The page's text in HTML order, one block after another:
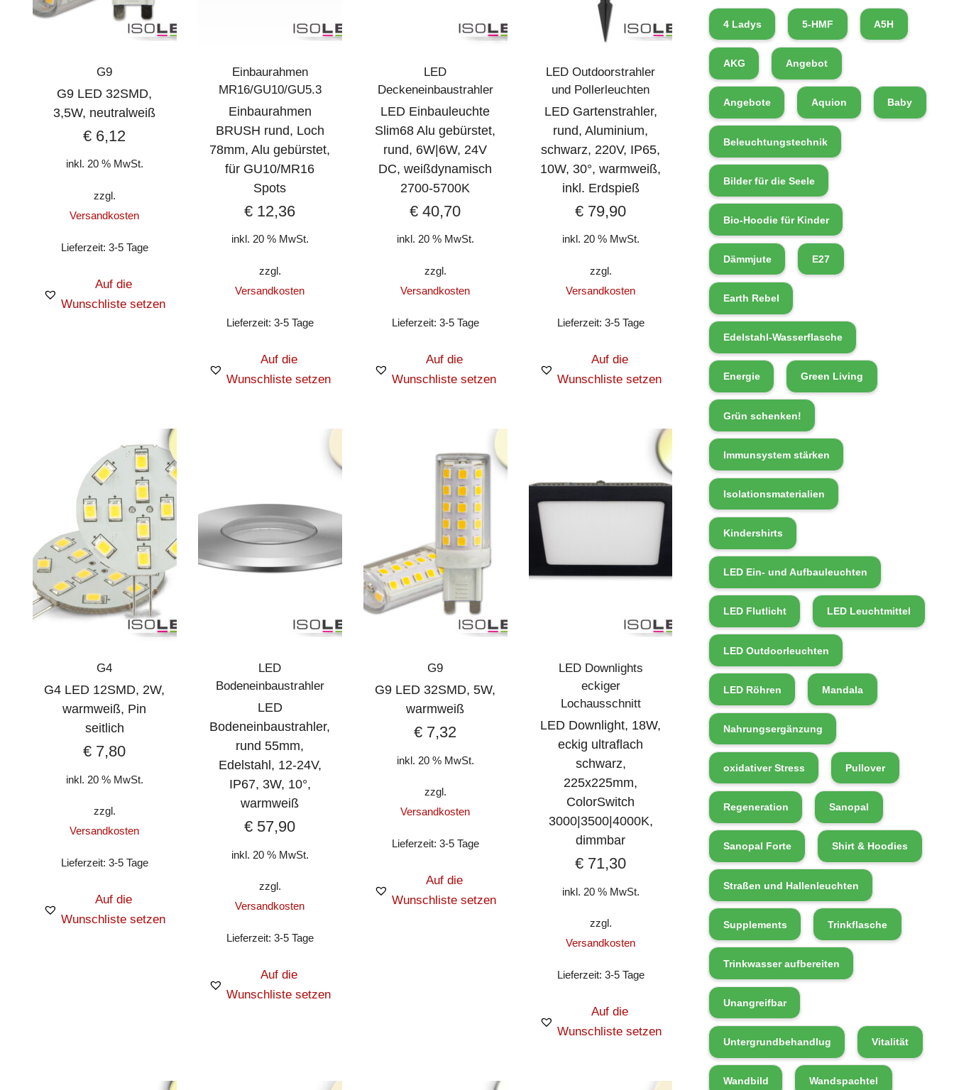
G9
G9 LED 32SMD,
3,5W, neutralweiß
€ 6,12
inkl. 20 % MwSt.
zzgl.
Versandkosten
Lieferzeit: 3-5 Tage
Auf die
Wunschliste setzen
Einbaurahmen
MR16/GU10/GU5.3
Einbaurahmen
BRUSH rund, Loch
78mm, Alu gebürstet,
für GU10/MR16
Spots
€ 12,36
inkl. 20 % MwSt.
zzgl.
Versandkosten
Lieferzeit: 3-5 Tage
Auf die
Wunschliste setzen
LED
Deckeneinbaustrahler
LED Einbauleuchte
Slim68 Alu gebürstet,
rund, 6W|6W, 24V
DC, weißdynamisch
2700-5700K
€ 40,70
inkl. 20 % MwSt.
zzgl.
Versandkosten
Lieferzeit: 3-5 Tage
Auf die
Wunschliste setzen
LED Outdoorstrahler
und Pollerleuchten
LED Gartenstrahler,
rund, Aluminium,
schwarz, 220V, IP65,
10W, 30°, warmweiß,
inkl. Erdspieß
€ 79,90
inkl. 20 % MwSt.
zzgl.
Versandkosten
Lieferzeit: 3-5 Tage
Auf die
Wunschliste setzen
G4
G4 LED 12SMD, 2W,
warmweiß, Pin
seitlich
€ 7,80
inkl. 20 % MwSt.
zzgl.
Versandkosten
Lieferzeit: 3-5 Tage
Auf die
Wunschliste setzen
LED
Bodeneinbaustrahler
LED
Bodeneinbaustrahler,
rund 55mm,
Edelstahl, 12-24V,
IP67, 3W, 10°,
warmweiß
€ 57,90
inkl. 20 % MwSt.
zzgl.
Versandkosten
Lieferzeit: 3-5 Tage
Auf die
Wunschliste setzen
G9
G9 LED 32SMD, 5W,
warmweiß
€ 7,32
inkl. 20 % MwSt.
zzgl.
Versandkosten
Lieferzeit: 3-5 Tage
Auf die
Wunschliste setzen
LED Downlights
eckiger
Lochausschnitt
LED Downlight, 18W,
eckig ultraflach
schwarz,
225x225mm,
ColorSwitch
3000|3500|4000K,
dimmbar
€ 71,30
inkl. 20 % MwSt.
zzgl.
Versandkosten
Lieferzeit: 3-5 Tage
Auf die
Wunschliste setzen
4 Ladys 5-HMF A5H
AKG Angebot
Angebote Aquion Baby
Beleuchtungstechnik
Bilder für die Seele
Bio-Hoodie für Kinder
Dämmjute E27
Earth Rebel
Edelstahl-Wasserflasche
Energie Green Living
Grün schenken!
Immunsystem stärken
Isolationsmaterialien
Kindershirts
LED Ein- und Aufbauleuchten
LED Flutlicht LED Leuchtmittel
LED Outdoorleuchten
LED Röhren Mandala
Nahrungsergänzung
oxidativer Stress Pullover
Regeneration Sanopal
Sanopal Forte Shirt & Hoodies
Straßen und Hallenleuchten
Supplements Trinkflasche
Trinkwasser aufbereiten
Unangreifbar
Untergrundbehandlug Vitalität
Wandbild Wandspachtel